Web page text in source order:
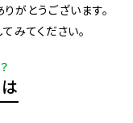
がとうございます。
みてください。